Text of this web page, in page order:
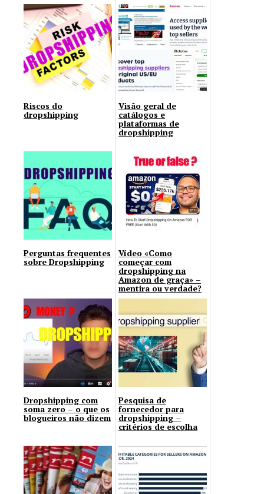
Riscos do
dropshipping
Visão geral de
catálogos e
plataformas de
dropshipping
Perguntas frequentes
sobre Dropshipping
Vídeo «Como
começar com
dropshipping na
Amazon de graça» –
mentira ou verdade?
Dropshipping com
soma zero – o que os
blogueiros não dizem
Pesquisa de
fornecedor para
dropshipping –
critérios de escolha